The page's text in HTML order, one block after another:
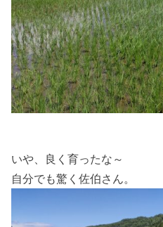
いや、良く育ったな～
自分でも驚く佐伯さん。